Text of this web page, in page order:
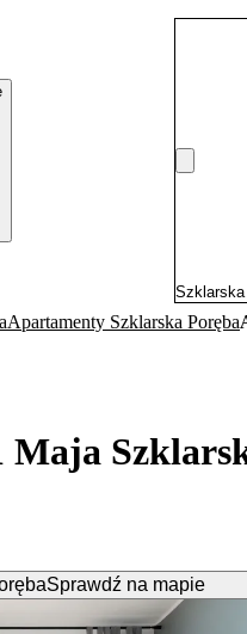
Apartamenty Szklarska Poręba
Sprawdź na mapie